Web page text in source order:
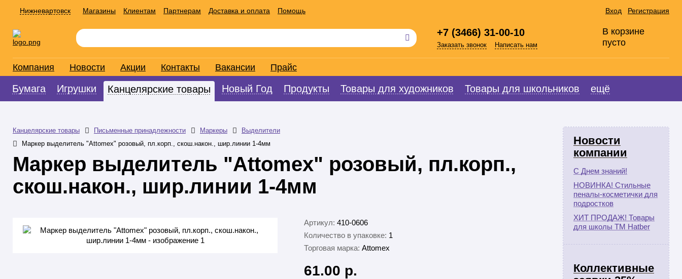
Вход Регистрация
Нижневартовск Магазины Клиентам Партнерам Доставка и оплата Помощь
+7 (3466) 31-00-10
Заказать звонок Написать нам
В корзине
пусто
Компания Новости Акции Контакты Вакансии Прайс
Бумага Игрушки Канцелярские товары Новый Год Продукты Товары для художников Товары для школьников ещё
Новости
компании
С Днем знаний!
НОВИНКА! Стильные
пеналы-косметички для
подростков
ХИТ ПРОДАЖ! Товары
для школы ТМ Hatber
Коллективные
Канцелярские товары Письменные принадлежности Маркеры
Выделители
Маркер выделитель "Attomex" розовый, пл.корп., скош.након., шир.линии 1-4мм
Маркер выделитель "Attomex" розовый, пл.корп.,
скош.након., шир.линии 1-4мм
Артикул: 410-0606
Количество в упаковке: 1
Торговая марка: Attomex
61.00 р.